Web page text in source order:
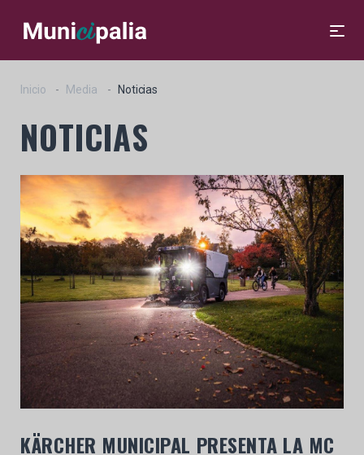
Inicio Media Noticias
NOTICIAS
KÄRCHER MUNICIPAL PRESENTA LA MC